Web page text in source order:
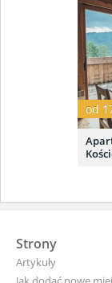
od
Strony
Artykuły